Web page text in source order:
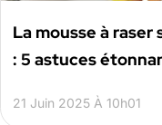
La mousse à raser
: 5 astuces
21 Juin 2025 À 10h01